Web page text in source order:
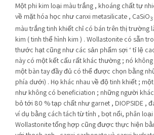
Một phi kim loại màu trắng , khoáng chất tự
về mặt hóa học như canxi metasilicate , CaSiO3
màu trắng tinh khiết chỉ có bán trên thị trường
kim ( tinh thể hình kim ) . Wollastonite có sẵn
thước hạt cũng như các sản phẩm sợi ‘ tỉ lệ
này có một kết cấu rất khác thường ; nó
một bàn tay đầy đủ có thể được chọn bằng
phía dưới) . Họ khác nhau về độ tinh khiết ;
như không có beneficiation ; những người
bỏ tới 80 % tạp chất như garnet , DIOPSIDE ,
ví dụ bằng cách tách từ tính , bọt nổi, phân loại
Wollastonite tổng hợp cũng được thực hiện